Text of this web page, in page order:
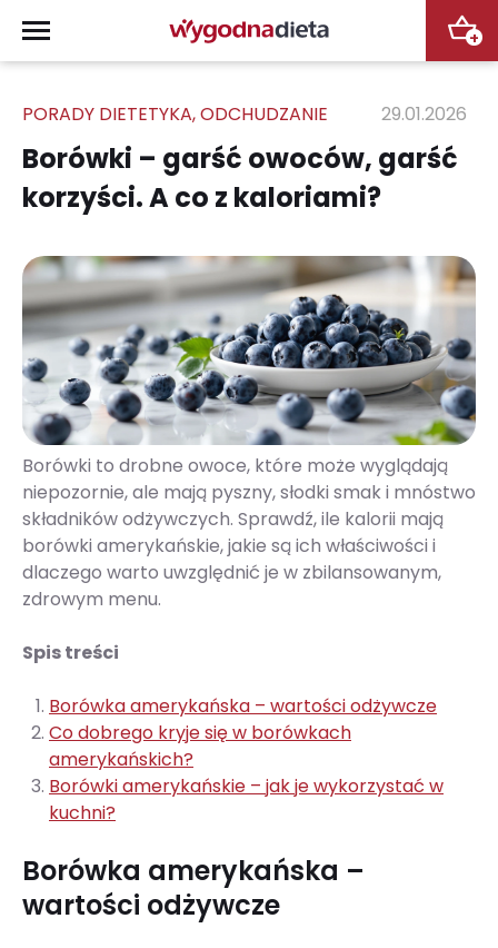
+
PORADY DIETETYKA,ODCHUDZANIE 29.01.2026
Borówki – garść owoców, garść
korzyści. A co z kaloriami?
Borówki to drobne owoce, które może wyglądają
niepozornie, ale mają pyszny, słodki smak i mnóstwo
składników odżywczych. Sprawdź, ile kalorii mają
borówki amerykańskie, jakie są ich właściwości i
dlaczego warto uwzględnić je w zbilansowanym,
zdrowym menu.
Spis treści
Borówka amerykańska – wartości odżywcze
Co dobrego kryje się w borówkach
amerykańskich?
Borówki amerykańskie – jak je wykorzystać w
kuchni?
Borówka amerykańska –
wartości odżywcze